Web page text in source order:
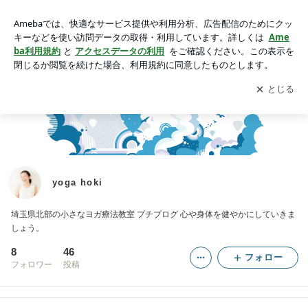
アプリをダウンロードして ブログの更新通知
を受け取りまし
ょう。
開く
yoga hoki
埼玉県北部の小さなヨガ療法教室 プチブログ 心や身体を健やかにしていきま
しょう。
8
フォロワー
46
投稿
フォロー